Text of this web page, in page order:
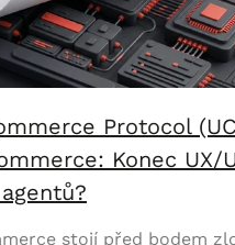
Protocol
Konec UX/
stojí před bodem